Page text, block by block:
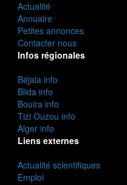
Actualité
Annuaire
Petites annonces
Contacter nous
Infos régionales
Béjaia info
Blida info
Bouira info
Tizi Ouzou info
Alger info
Liens externes
Actualité scientifiques
Emploi